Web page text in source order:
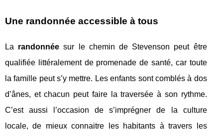
Une randonnée accessible à tous
La randonnée sur le chemin de Stevenson peut être
qualifiée littéralement de promenade de santé, car toute
la famille peut s’y mettre. Les enfants sont comblés à dos
d’ânes, et chacun peut faire la traversée à son rythme.
C’est aussi l’occasion de s’imprégner de la culture
locale, de mieux connaitre les habitants à travers les